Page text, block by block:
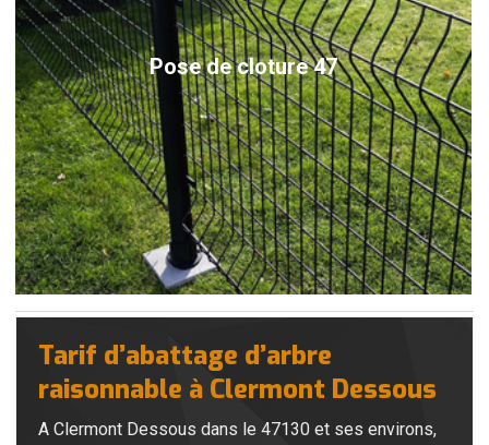
Pose de cloture 47
Tarif d’abattage d’arbre
raisonnable à Clermont Dessous
A Clermont Dessous dans le 47130 et ses environs,